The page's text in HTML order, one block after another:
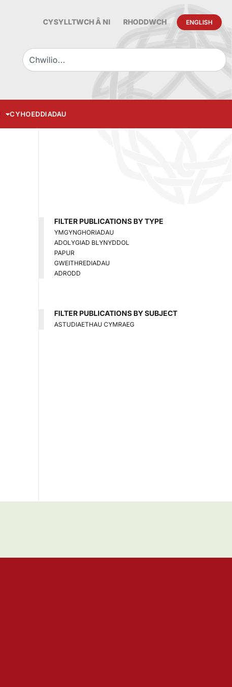
CYSYLLTWCH Â NI RHODDWCH ENGLISH
CYHOEDDIADAU
FILTER PUBLICATIONS BY TYPE
YMGYNGHORIADAU
ADOLYGIAD BLYNYDDOL
PAPUR
GWEITHREDIADAU
ADRODD
FILTER PUBLICATIONS BY SUBJECT
ASTUDIAETHAU CYMRAEG